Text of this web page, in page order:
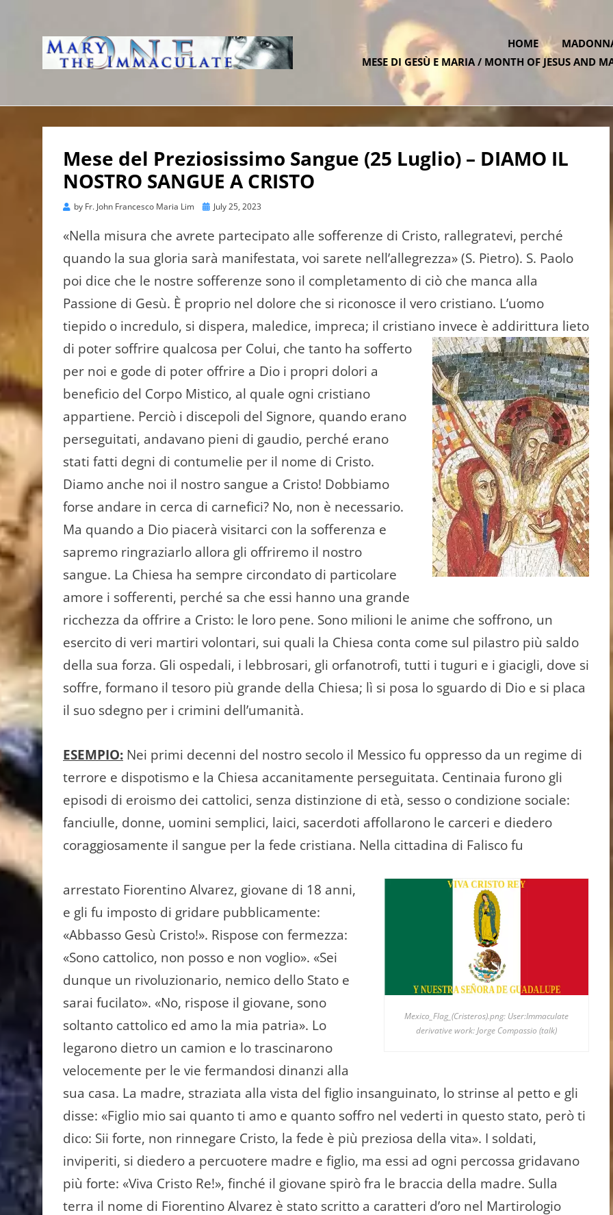
WWW.IMMACULATE.ONE
HOME
MESE DI GESÙ E MARIA / MONTH OF JESUS AND
Mese del Preziosissimo Sangue (25 Luglio) – DIAMO IL
NOSTRO SANGUE A CRISTO
by Fr. John Francesco Maria Lim
PostedJuly 25, 2023
«Nella misura che avrete partecipato alle sofferenze di Cristo, rallegratevi, per­ché
quando la sua gloria sarà manifestata, voi sarete nell’allegrezza» (S. Pietro). S. Paolo
poi dice che le nostre sofferenze sono il completamento di ciò che manca alla
Passione di Gesù. È proprio nel dolore che si riconosce il vero cristiano. L’uomo
tiepido o incredu­lo, si dispera, maledice, impreca; il cri­stiano invece è addirittura lieto
di poter soffrire qualcosa per Colui, che tanto ha sofferto
per noi e gode di poter offrire a Dio i propri dolori a
beneficio del Corpo Mistico, al quale ogni cristiano
appartie­ne. Perciò i discepoli del Signore, quando erano
perseguitati, andavano pieni di gaudio, perché erano
stati fatti degni di contumelie per il nome di Cristo.
Diamo anche noi il nostro sangue a Cristo! Dobbiamo
forse andare in cerca di carnefici? No, non è necessario.
Ma quan­do a Dio piacerà visitarci con la sofferenza e
sapremo ringraziarlo allora gli offriremo il nostro
sangue. La Chiesa ha sempre cir­condato di particolare
amore i sofferenti, perché sa che essi hanno una grande
ric­chezza da offrire a Cristo: le loro pene. Sono milioni le anime che soffrono, un
esercito di veri martiri volontari, sui quali la Chiesa conta come sul pilastro più saldo
della sua forza. Gli ospedali, i lebbrosari, gli orfanotrofi, tutti i tuguri e i giacigli, dove si
soffre, formano il tesoro più gran­de della Chiesa; lì si posa lo sguardo di Dio e si placa
il suo sdegno per i crimini dell’umanità.
ESEMPIO: Nei primi decenni del nostro secolo il Messico fu oppresso da un regime di
ter­rore e dispotismo e la Chiesa accanita­mente perseguitata. Centinaia furono gli
episodi di eroismo dei cattolici, senza di­stinzione di età, sesso o condizione socia­le:
fanciulle, donne, uomini semplici, lai­ci, sacerdoti affollarono le carceri e diede­ro
coraggiosamente il sangue per la fede cristiana. Nella cittadina di Falisco fu
Mexico_Flag_(Cristeros).png: User:Immaculate
derivative work: Jorge Compassio (talk)
arrestato Fiorentino Alvarez, giovane di 18 anni,
e gli fu imposto di gridare pubblicamente:
«Abbasso Gesù Cristo!». Rispose con fer­mezza:
«Sono cattolico, non posso e non voglio». «Sei
dunque un rivoluzionario, nemico dello Stato e
sarai fucilato». «No, rispose il giovane, sono
soltanto cattolico ed amo la mia patria». Lo
legarono dietro un camion e lo tra­scinarono
velocemente per le vie ferman­dosi dinanzi alla
sua casa. La madre, stra­ziata alla vista del figlio insanguinato, lo strinse al petto e gli
disse: «Figlio mio sai quanto ti amo e quanto soffro nel vederti in questo stato, però ti
dico: Sii forte, non rinnegare Cristo, la fede è più preziosa della vita». I soldati,
inviperiti, si diedero a per­cuotere madre e figlio, ma essi ad ogni percossa gridavano
più forte: «Viva Cristo Re!», finché il giovane spirò fra le braccia della madre. Sulla
terra il nome di Fiorentino Alva­rez è stato scritto a caratteri d’oro nel Martirologio